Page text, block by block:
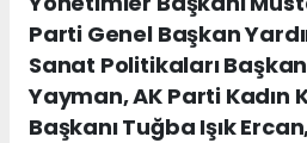
Parti Genel Başkan
Sanat Politikaları
Yayman, AK Parti Kadın
Başkanı Tuğba Işık